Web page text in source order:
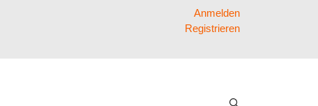
Anmelden
Registrieren